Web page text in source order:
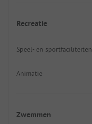
Recreatie
Speel- en sportfaciliteiten
Animatie
Zwemmen